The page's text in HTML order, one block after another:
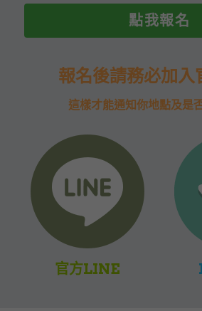
點我報名
報名後請務必加入
這樣才能通知你地點及是
官方LINE